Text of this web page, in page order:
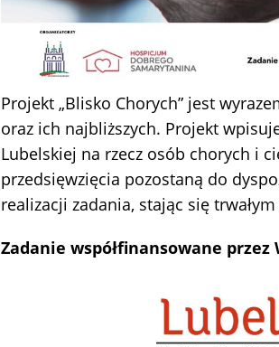
Projekt „Blisko Chorych” jest
oraz ich najbliższych. Projekt
Lubelskiej na rzecz osób chorych i
przedsięwzięcia pozostaną do
realizacji zadania, stając się
Zadanie współfinansowane